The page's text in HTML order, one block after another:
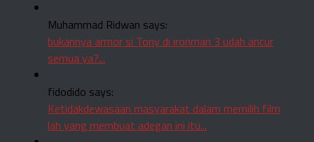
Muhammad Ridwan says:
bukannya armor si Tony di ironman 3 udah ancur
semua ya?...
fidodido says:
Ketidakdewasaan masyarakat dalam memilih film
lah yang membuat adegan ini itu...